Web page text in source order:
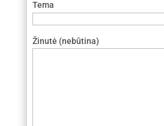
Tema
Žinutė (nebūtina)